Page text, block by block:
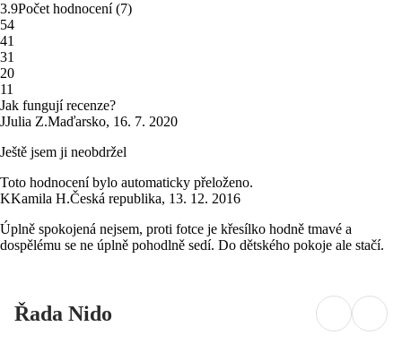
3.9Počet hodnocení(7)
54
41
31
20
11
Jak fungují recenze?
JJulia Z.Maďarsko, 16. 7. 2020
Ještě jsem ji neobdržel
Toto hodnocení bylo automaticky přeloženo.
KKamila H.Česká republika, 13. 12. 2016
Úplně spokojená nejsem, proti fotce je křesílko hodně tmavé a
dospělému se ne úplně pohodlně sedí. Do dětského pokoje ale stačí.
Řada Nido